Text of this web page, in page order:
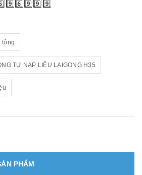
tông
TỰ NẠP LIỆU LAIGONG H35
PHẨM